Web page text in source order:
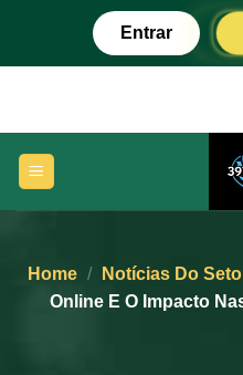
content
Entrar
Home / Notícias Do
Online E O Impacto